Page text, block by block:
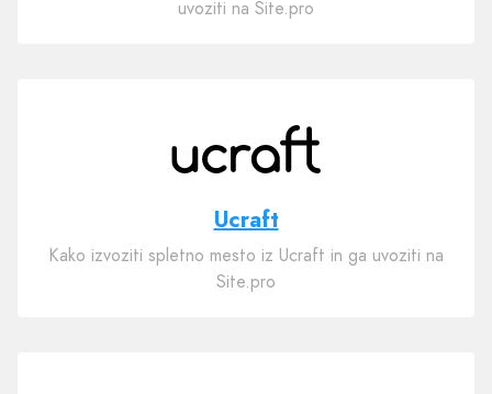
uvoziti na Site.pro
Ucraft
Kako izvoziti spletno mesto iz Ucraft in ga uvoziti na
Site.pro